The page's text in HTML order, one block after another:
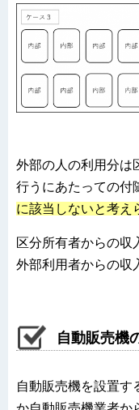
外部の人の利用分は
行うにあたっての付
に該当しないと考え
区分所有者からの収
外部利用者からの収
自動販売機
自動販売機を設置す